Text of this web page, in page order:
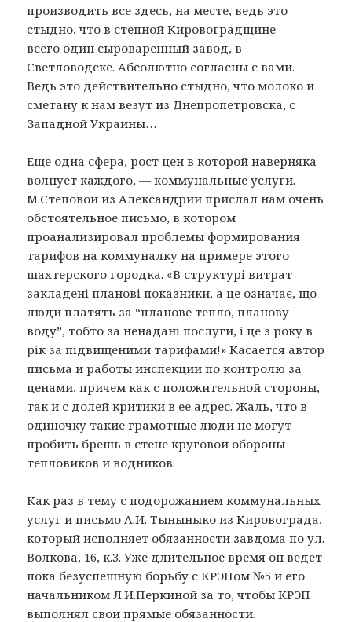
производить все здесь, на месте, ведь это
стыдно, что в степной Кировоградщине —
всего один сыроваренный завод, в
Светловодске. Абсолютно согласны с вами.
Ведь это действительно стыдно, что молоко и
сметану к нам везут из Днепропетровска, с
Западной Украины…
Еще одна сфера, рост цен в которой наверняка
волнует каждого, — коммунальные услуги.
М.Степовой из Александрии прислал нам очень
обстоятельное письмо, в котором
проанализировал проблемы формирования
тарифов на коммуналку на примере этого
шахтерского городка. «В структурi витрат
закладенi плановi показники, а це означає, що
люди платять за “планове тепло, планову
воду”, тобто за ненаданi послуги, i це з року в
рiк за пiдвищеними тарифами!» Касается автор
письма и работы инспекции по контролю за
ценами, причем как с положительной стороны,
так и с долей критики в ее адрес. Жаль, что в
одиночку такие грамотные люди не могут
пробить брешь в стене круговой обороны
тепловиков и водников.
Как раз в тему с подорожанием коммунальных
услуг и письмо А.И. Тыныныко из Кировограда,
который исполняет обязанности завдома по ул.
Волкова, 16, к.3. Уже длительное время он ведет
пока безуспешную борьбу с КРЭПом №5 и его
начальником Л.И.Перкиной за то, чтобы КРЭП
выполнял свои прямые обязанности.